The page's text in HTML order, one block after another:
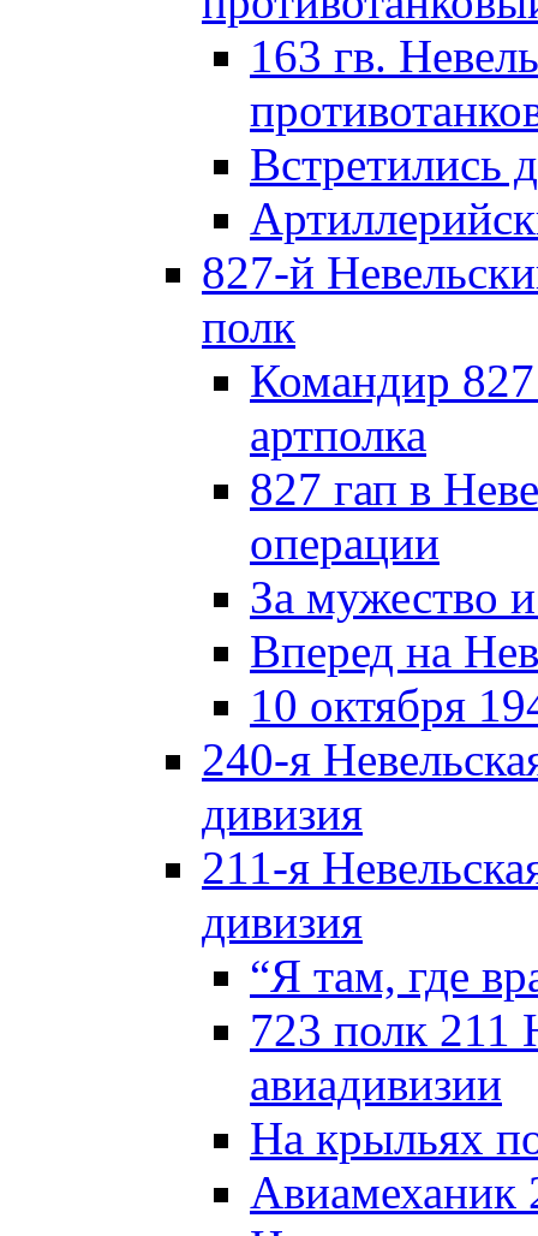
163 гв.
Встретились
827-й
полк
Командир 827
артполка
827 гап в
операции
За мужество
Вперед на
10 октября
240-я
дивизия
211-я
дивизия
“Я там, где
723 полк 211
авиадивизии
На крыльях